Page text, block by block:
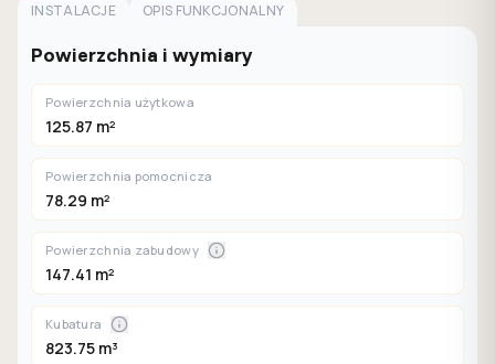
INSTALACJE
OPIS FUNKCJONALNY
Powierzchnia i wymiary
Powierzchnia użytkowa
125.87 m²
Powierzchnia pomocnicza
78.29 m²
Powierzchnia zabudowy
147.41 m²
Kubatura
823.75 m³